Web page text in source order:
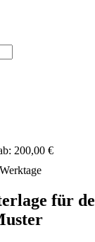
200,00 €
für